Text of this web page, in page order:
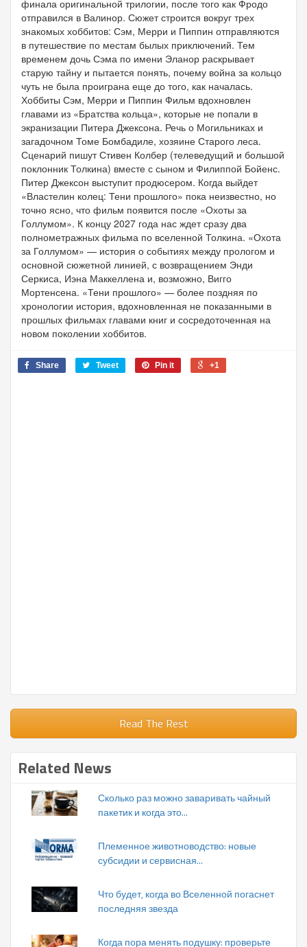
финала оригинальной трилогии, после того как Фродо
отправился в Валинор. Сюжет строится вокруг трех
знакомых хоббитов: Сэм, Мерри и Пиппин отправляются
в путешествие по местам былых приключений. Тем
временем дочь Сэма по имени Эланор раскрывает
старую тайну и пытается понять, почему война за кольцо
чуть не была проиграна еще до того, как началась.
Хоббиты Сэм, Мерри и Пиппин Фильм вдохновлен
главами из «Братства кольца», которые не попали в
экранизации Питера Джексона. Речь о Могильниках и
загадочном Томе Бомбадиле, хозяине Старого леса.
Сценарий пишут Стивен Колбер (телеведущий и большой
поклонник Толкина) вместе с сыном и Филиппой Бойенс.
Питер Джексон выступит продюсером. Когда выйдет
«Властелин колец: Тени прошлого» пока неизвестно, но
точно ясно, что фильм появится после «Охоты за
Голлумом». К концу 2027 года нас ждет сразу два
полнометражных фильма по вселенной Толкина. «Охота
за Голлумом» — история о событиях между прологом и
основной сюжетной линией, с возвращением Энди
Серкиса, Иэна Маккеллена и, возможно, Вигго
Мортенсена. «Тени прошлого» — более поздняя по
хронологии история, вдохновленная не показанными в
прошлых фильмах главами книг и сосредоточенная на
новом поколении хоббитов.
Share Tweet Pin it +1
Read The Rest
Related News
Сколько раз можно заваривать чайный
пакетик и когда это...
Племенное животноводство: новые
субсидии и сервисная...
Что будет, когда во Вселенной погаснет
последняя звезда
Когда пора менять подушку: проверьте